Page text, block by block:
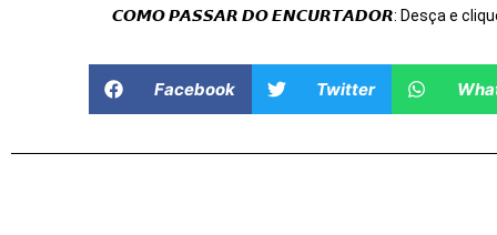
𝘾𝙊𝙈𝙊 𝙋𝘼𝙎𝙎𝘼𝙍 𝘿𝙊 𝙀𝙉𝘾𝙐𝙍𝙏𝘼𝘿𝙊𝙍: Desça e clique
Facebook Twitter